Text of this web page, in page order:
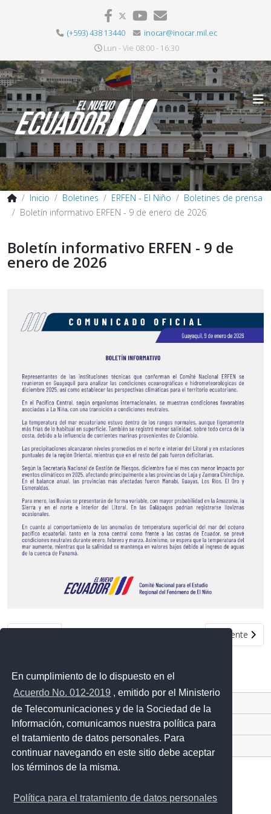
En cumplimiento de lo dispuesto en el
Acuerdo No. 012-2019 , emitido por el Ministerio
de Telecomunicaciones y de la Sociedad de la
Información, comunicamos nuestra política para
el tratamiento de datos personales. Para
continuar navegando en este sitio debe aceptar
los términos de la misma.
Política para el tratamiento de datos personales
(+593) 438 13440
inocar@inocar.mil.ec
Lun - Vie 08:00 - 16:30
Inicio Boletines ERFEN - El Niño
Boletines de prensa
Boletín informativo ERFEN - 9 de enero de 2026
Boletín informativo ERFEN - 9 de
enero de 2026
Artículo anterior: Boletín informativo ERFEN - 21 de enero de
Artículo
Siguiente
Contacto Ciudadano Digital
Portal Trámites Ciudadanos
Sistema Nacional de Información (SNI)